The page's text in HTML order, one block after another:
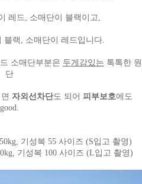
레드, 소매단이 블랙이고,
랙, 소매단이 레드입니다.
소매단부분은 두게감있는 톡톡한 원
단
자외선차단도 되어 피부보호에도
good.
기성복 55 사이즈 (S입고 촬영)
기성복 100 사이즈 (L입고 촬영)